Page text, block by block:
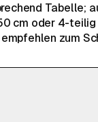
Tabelle;
cm oder 4-
zum